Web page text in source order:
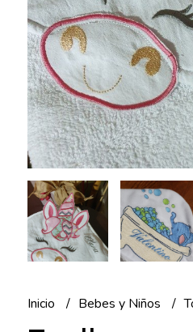
Inicio Bebes y Niños